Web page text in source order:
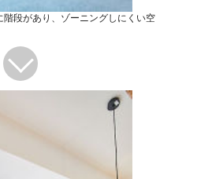
階段があり、ゾーニングしにくい空